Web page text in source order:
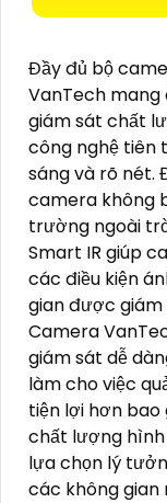
Đầy đủ bộ
VanTech mang
giám sát chất
công nghệ tiên
sáng và rõ nét.
camera không
trường ngoài
Smart IR giúp
các điều kiện
gian được
Camera
giám sát dễ
làm cho việc
tiện lợi hơn bao
chất lượng hình
lựa chọn lý
các không gian